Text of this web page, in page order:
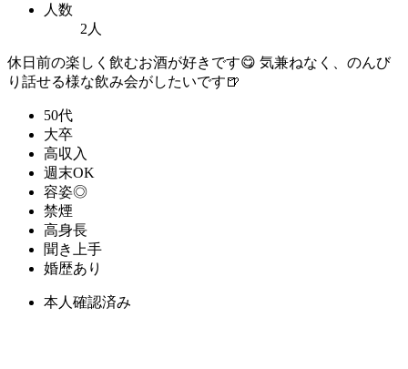
人数
2人
休日前の楽しく飲むお酒が好きです😋 気兼ねなく、のんび
り話せる様な飲み会がしたいです🍺
50代
大卒
高収入
週末OK
容姿◎
禁煙
高身長
聞き上手
婚歴あり
本人確認済み